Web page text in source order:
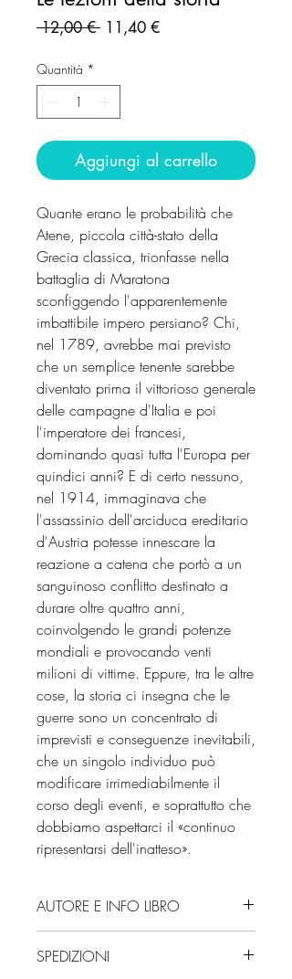
12,00 € Prezzo
11,40 €Prezzo
Quantità *
Aggiungi al carrello
Quante erano le probabilità che
Atene, piccola città-stato della
Grecia classica, trionfasse nella
battaglia di Maratona
sconfiggendo l'apparentemente
imbattibile impero persiano? Chi,
nel 1789, avrebbe mai previsto
che un semplice tenente sarebbe
diventato prima il vittorioso generale
delle campagne d'Italia e poi
l'imperatore dei francesi,
dominando quasi tutta l'Europa per
quindici anni? E di certo nessuno,
nel 1914, immaginava che
l'assassinio dell'arciduca ereditario
d'Austria potesse innescare la
reazione a catena che portò a un
sanguinoso conflitto destinato a
durare oltre quattro anni,
coinvolgendo le grandi potenze
mondiali e provocando venti
milioni di vittime. Eppure, tra le altre
cose, la storia ci insegna che le
guerre sono un concentrato di
imprevisti e conseguenze inevitabili,
che un singolo individuo può
modificare irrimediabilmente il
corso degli eventi, e soprattutto che
dobbiamo aspettarci il «continuo
ripresentarsi dell'inatteso».
AUTORE E INFO LIBRO
Editore: Garzanti
SPEDIZIONI